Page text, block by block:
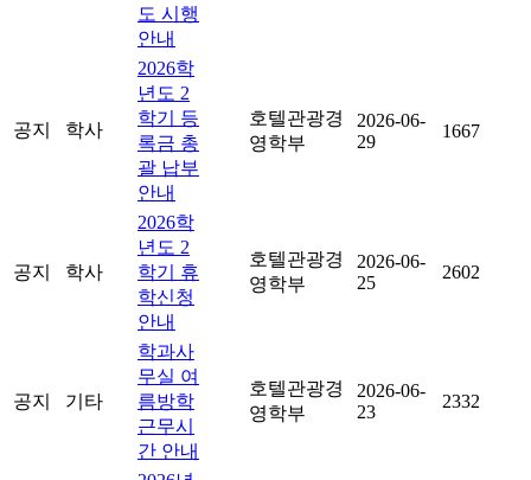
도 시행
안내
공지 학사
2026학
년도 2
학기 등
록금 총
괄 납부
안내
호텔관광경
영학부
2026-06-
29
1667
공지 학사
2026학
년도 2
학기 휴
학신청
안내
호텔관광경
영학부
2026-06-
25
2602
공지 기타
학과사
무실 여
름방학
근무시
간 안내
호텔관광경
영학부
2026-06-
23
2332